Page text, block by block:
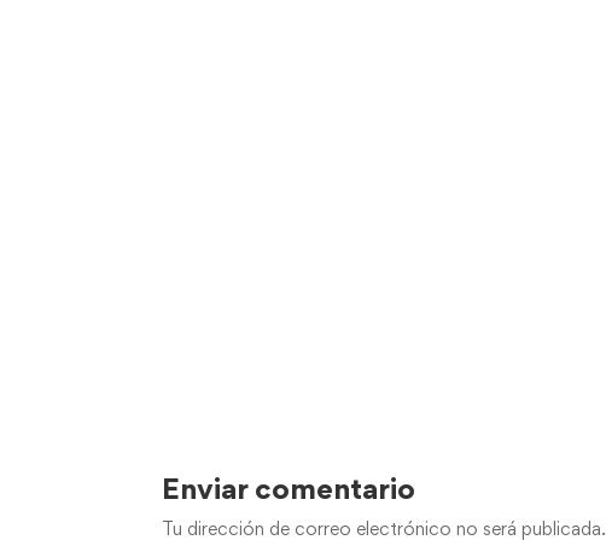
Enviar comentario
Tu dirección de correo electrónico no será publicada.